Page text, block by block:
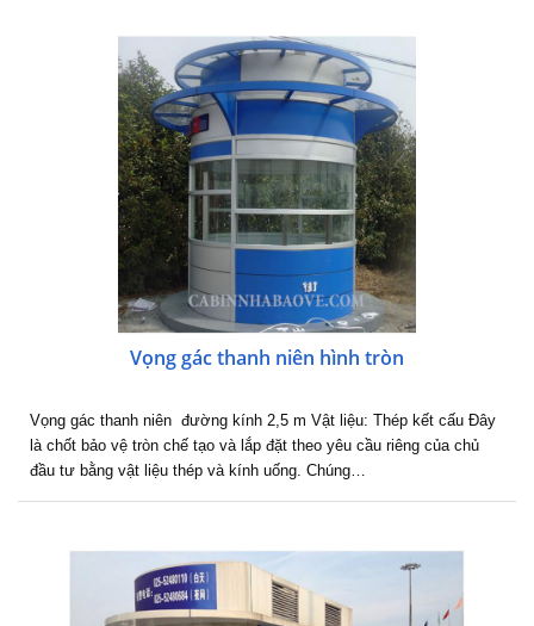
Vọng gác thanh niên hình tròn
Vọng gác thanh niên đường kính 2,5 m Vật liệu: Thép kết cấu Đây
là chốt bảo vệ tròn chế tạo và lắp đặt theo yêu cầu riêng của chủ
đầu tư bằng vật liệu thép và kính uống. Chúng…